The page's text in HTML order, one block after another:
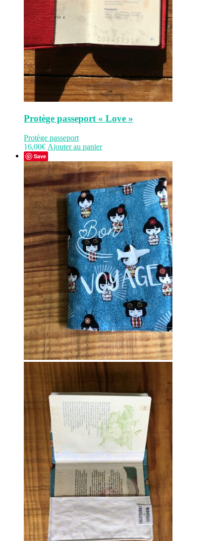
Protège passeport « Love »
Protège passeport
16,00€ Ajouter au panier
Save